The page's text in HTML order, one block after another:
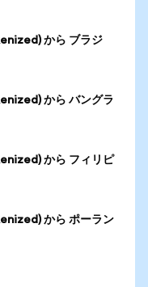
から ブラジ
から バングラ
から フィリピ
から ポーラン